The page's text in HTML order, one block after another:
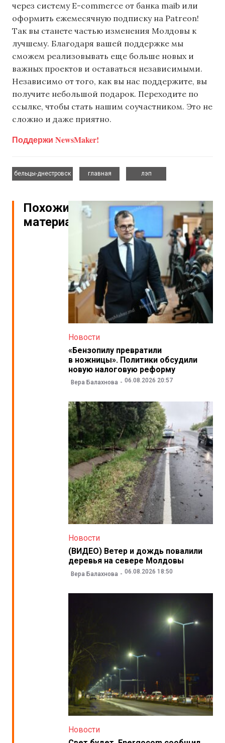
через систему E-commerce от банка maib или
оформить ежемесячную подписку на Patreon!
Так вы станете частью изменения Молдовы к
лучшему. Благодаря вашей поддержке мы
сможем реализовывать еще больше новых и
важных проектов и оставаться независимыми.
Независимо от того, как вы нас поддержите, вы
получите небольшой подарок. Переходите по
ссылке, чтобы стать нашим соучастником. Это не
сложно и даже приятно.
Поддержи NewsMaker!
бельцы-днестровск
главная
лэп
Похожие
материалы
Новости
«Бензопилу превратили
в ножницы». Политики обсудили
новую налоговую реформу
Вера Балахнова 06.08.2026 20:57
Новости
(ВИДЕО) Ветер и дождь повалили
деревья на севере Молдовы
Вера Балахнова 06.08.2026 18:50
Новости